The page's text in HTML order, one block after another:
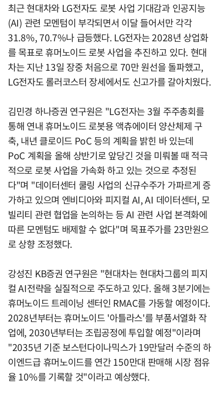
최근 현대차와 LG전자도 로봇 사업 기대감과 인공지능
(AI) 관련 모멘텀이 부각되면서 이달 들어서만 각각
31.8%, 70.7%나 급등했다. LG전자는 2028년 상업화
를 목표로 휴머노이드 로봇 사업을 추진하고 있다. 현대
차는 지난 13일 장중 처음으로 70만 원선을 돌파했고,
LG전자도 롤러코스터 장세에서도 신고가를 갈아치웠다.
김민경 하나증권 연구원은 "LG전자는 3월 주주총회를
통해 연내 휴머노이드 로봇용 액츄에이터 양산체제 구
축, 내년 클로이드 PoC 등의 계획을 밝힌 바 있는데
PoC 계획을 올해 상반기로 앞당긴 것을 미뤄볼 때 적극
적으로 로봇 사업을 가속화 하고 있는 것으로 추정된
다"며 "데이터센터 쿨링 사업의 신규수주가 가파르게 증
가하고 있으며 엔비디아와 피지컬 AI, AI 데이터센터, 모
빌리티 관련 협업을 논의하는 등 AI 관련 사업 본격화에
따른 모멘텀도 배제할 수 없다"며 목표주가를 23만원으
로 상향 조정했다.
강성진 KB증권 연구원은 "현대차는 현대차그룹의 피지
컬 AI전략을 실질적으로 주도하고 있다. 올해 3분기에는
휴머노이드 트레이닝 센터인 RMAC를 가동할 예정이다.
2028년부터는 휴머노이드 '아틀라스'를 부품서열화 작
업에, 2030년부터는 조립공정에 투입할 예정"이라며
"2035년 기준 보스턴다이나믹스가 19만달러 수준의 하
이엔드급 휴머노이드를 연간 150만대 판매해 시장 점유
율 10%를 기록할 것"이라고 예상했다.